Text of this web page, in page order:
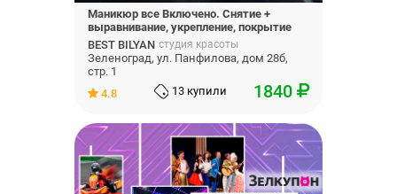
Маникюр все Включено. Снятие +
выравнивание, укрепление, покрытие
гель лак
BEST BILYAN студия красоты
Зеленоград, ул. Панфилова, дом 28б,
стр. 1
4.8
13 купили 1840